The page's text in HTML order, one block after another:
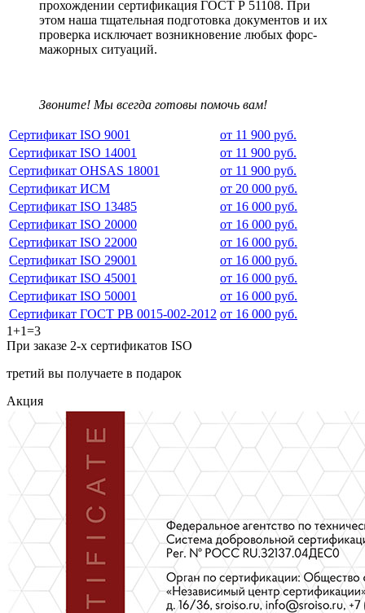
прохождении сертификация ГОСТ Р 51108. При
этом наша тщательная подготовка документов и их
проверка исключает возникновение любых форс-
мажорных ситуаций.
Звоните! Мы всегда готовы помочь вам!
Сертификат ISO 9001
от 11 900 руб.
Сертификат ISO 14001
от 11 900 руб.
Сертификат OHSAS 18001
от 11 900 руб.
Сертификат ИСМ
от 20 000 руб.
Сертификат ISO 13485
от 16 000 руб.
Сертификат ISO 20000
от 16 000 руб.
Сертификат ISO 22000
от 16 000 руб.
Сертификат ISO 29001
от 16 000 руб.
Сертификат ISO 45001
от 16 000 руб.
Сертификат ISO 50001
от 16 000 руб.
Сертификат ГОСТ РВ 0015-002-2012 от 16 000 руб.
1+1=3
При заказе 2-х сертификатов ISO
третий вы получаете в подарок
Акция